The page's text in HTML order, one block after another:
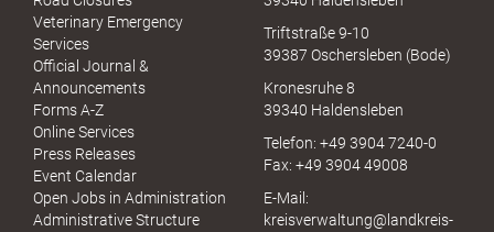
Veterinary Emergency
Services
Official Journal &
Announcements
Forms A-Z
Online Services
Press Releases
Event Calendar
Open Jobs in Administration
Administrative Structure
Triftstraße 9-10
39387 Oschersleben (Bode)
Kronesruhe 8
39340 Haldensleben
Telefon: +49 3904 7240-0
Fax: +49 3904 49008
E-Mail:
kreisverwaltung@landkreis-